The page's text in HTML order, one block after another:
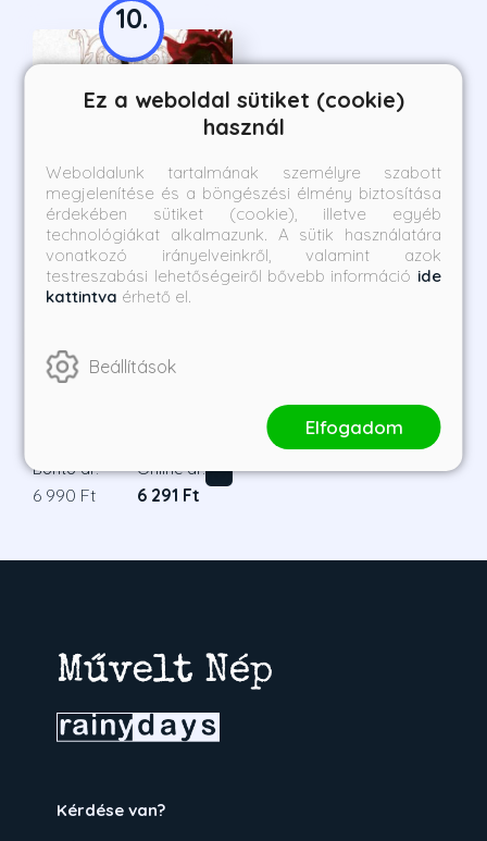
10.
Beautiful Venom -
Borító ár:
6 990 Ft
Online ár:
6 291 Ft
Kérdése van?
Ez a weboldal sütiket (cookie)
használ
Weboldalunk tartalmának személyre szabott
megjelenítése és a böngészési élmény biztosítása
érdekében sütiket (cookie), illetve egyéb
technológiákat alkalmazunk. A sütik használatára
vonatkozó irányelveinkről, valamint azok
testreszabási lehetőségeiről bővebb információ ide
kattintva érhető el.
Beállítások
Elfogadom